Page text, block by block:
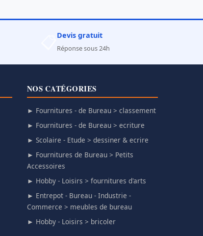
Devis gratuit
Réponse sous 24h
NOS CATÉGORIES
► Fournitures - de Bureau > classement
► Fournitures - de Bureau > ecriture
► Scolaire - Etude > dessiner & ecrire
► Fournitures de Bureau > Petits
Accessoires
► Hobby - Loisirs > fournitures d'arts
► Entrepot - Bureau - Industrie -
Commerce > meubles de bureau
► Hobby - Loisirs > bricoler